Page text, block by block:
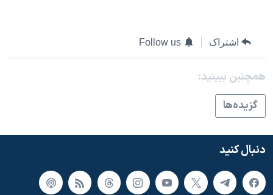
اشتراک Follow us
همچنبن ببینید:
گزيده‌ها
دنبال کنید